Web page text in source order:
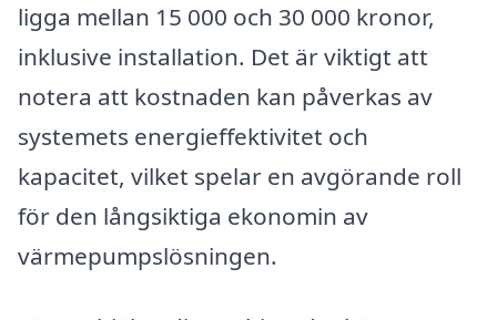
ligga mellan 15 000 och 30 000 kronor,
inklusive installation. Det är viktigt att
notera att kostnaden kan påverkas av
systemets energieffektivitet och
kapacitet, vilket spelar en avgörande roll
för den långsiktiga ekonomin av
värmepumpslösningen.